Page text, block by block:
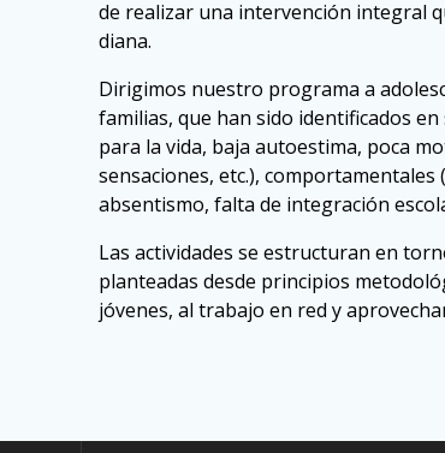
de realizar una intervención integral
diana.
Dirigimos nuestro programa a
familias, que han sido identificados
para la vida, baja autoestima, poca
sensaciones, etc.),
absentismo, falta de integración
Las actividades se estructuran en
planteadas desde principios
jóvenes, al trabajo en red y